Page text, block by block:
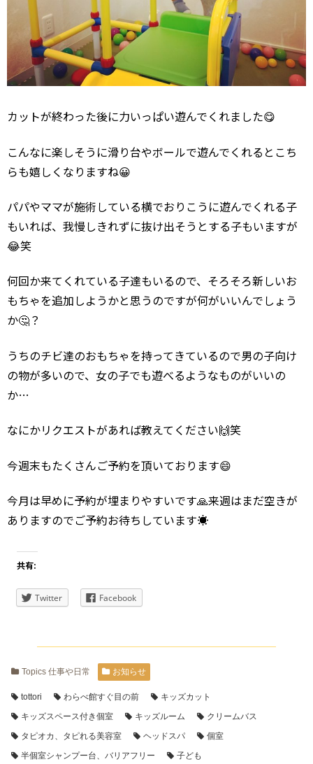
カットが終わった後に力いっぱい遊んでくれました😋
こんなに楽しそうに滑り台やボールで遊んでくれるとこち
らも嬉しくなりますね😀
パパやママが施術している横でおりこうに遊んでくれる子
もいれば、我慢しきれずに抜け出そうとする子もいますが
😂笑
何回か来てくれている子達もいるので、そろそろ新しいお
もちゃを追加しようかと思うのですが何がいいんでしょう
か🤔？
うちのチビ達のおもちゃを持ってきているので男の子向け
の物が多いので、女の子でも遊べるようなものがいいの
か…
なにかリクエストがあれば教えてください🙌笑
今週末もたくさんご予約を頂いております😄
今月は早めに予約が埋まりやすいです🙏来週はまだ空きが
ありますのでご予約お待ちしています☀️
共有:
Twitter Facebook
Topics 仕事や日常 お知らせ
tottori わらべ館すぐ目の前
キッズカット
キッズスペース付き個室
キッズルーム
クリームバス
タピオカ、タピれる美容室
ヘッドスパ
個室
半個室シャンプー台、バリアフリー
子ども